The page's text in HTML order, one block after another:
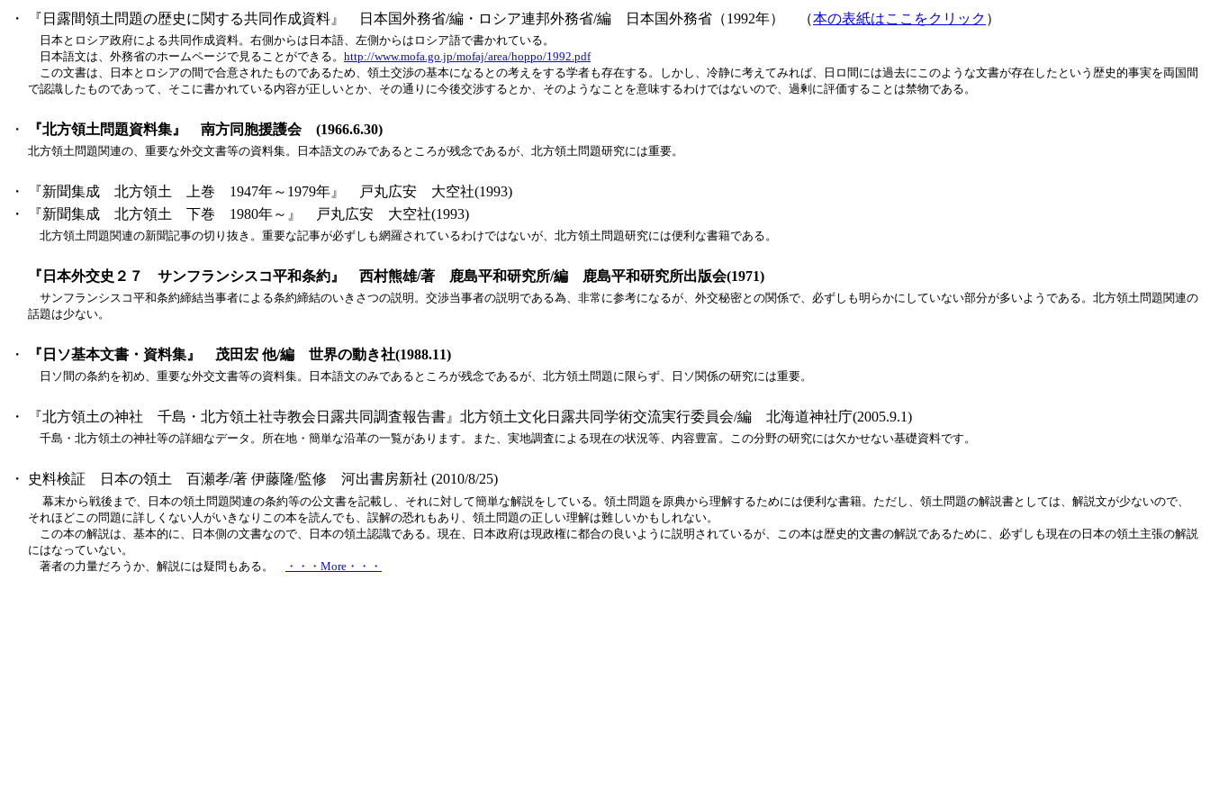
・ 『日露間領土問題の歴史に関する共同作成資料』 日本国外務省/編・ロシア連邦外務省/編 日本国外務省（1992年） （本の表紙はここをクリック ）
日本とロシア政府による共同作成資料。右側からは日本語、左側からはロシア語で書かれている。
日本語文は、外務省のホームページで見ることができる。 http://www.mofa.go.jp/mofaj/area/hoppo/1992.pdf
この文書は、日本とロシアの間で合意されたものであるため、領土交渉の基本になるとの考えをする学者も存在する。しかし、冷静に考えてみれば、日ロ間には過去にこのような文書が存在したという歴史的事実を両国間
で認識したものであって、そこに書かれている内容が正しいとか、その通りに今後交渉するとか、そのようなことを意味するわけではないので、過剰に評価することは禁物である。
・ 『北方領土問題資料集』 南方同胞援護会 (1966.6.30)
北方領土問題関連の、重要な外交文書等の資料集。日本語文のみであるところが残念であるが、北方領土問題研究には重要。
・
『新聞集成 北方領土 上巻 1947年～1979年』 戸丸広安 大空社(1993)
・
『新聞集成 北方領土 下巻 1980年～』 戸丸広安 大空社(1993)
北方領土問題関連の新聞記事の切り抜き。重要な記事が必ずしも網羅されているわけではないが、北方領土問題研究には便利な書籍である。
『日本外交史２７ サンフランシスコ平和条約』 西村熊雄/著 鹿島平和研究所/編 鹿島平和研究所出版会(1971)
サンフランシスコ平和条約締結当事者による条約締結のいきさつの説明。交渉当事者の説明である為、非常に参考になるが、外交秘密との関係で、必ずしも明らかにしていない部分が多いようである。北方領土問題関連の
話題は少ない。
・ 『日ソ基本文書・資料集』 茂田宏 他/編 世界の動き社(1988.11)
日ソ間の条約を初め、重要な外交文書等の資料集。日本語文のみであるところが残念であるが、北方領土問題に限らず、日ソ関係の研究には重要。
・ 『北方領土の神社 千島・北方領土社寺教会日露共同調査報告書』北方領土文化日露共同学術交流実行委員会/編 北海道神社庁(2005.9.1)
千島・北方領土の神社等の詳細なデータ。所在地・簡単な沿革の一覧があります。また、実地調査による現在の状況等、内容豊富。この分野の研究には欠かせない基礎資料です。
・ 史料検証 日本の領土 百瀬孝/著 伊藤隆/監修 河出書房新社 (2010/8/25)
幕末から戦後まで、日本の領土問題関連の条約等の公文書を記載し、それに対して簡単な解説をしている。領土問題を原典から理解するためには便利な書籍。ただし、領土問題の解説書としては、解説文が少ないので、
それほどこの問題に詳しくない人がいきなりこの本を読んでも、誤解の恐れもあり、領土問題の正しい理解は難しいかもしれない。
この本の解説は、基本的に、日本側の文書なので、日本の領土認識である。現在、日本政府は現政権に都合の良いように説明されているが、この本は歴史的文書の解説であるために、必ずしも現在の日本の領土主張の解説
にはなっていない。
著者の力量だろうか、解説には疑問もある。
・・・More・・・